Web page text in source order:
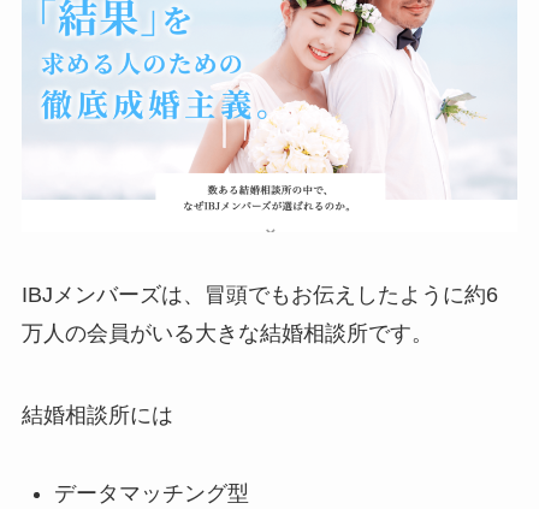
IBJメンバーズは、冒頭でもお伝えしたように約6
万人の会員がいる大きな結婚相談所です。
結婚相談所には
データマッチング型